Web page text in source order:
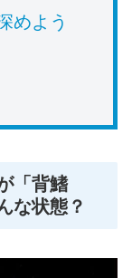
めよう
「背鰭
な状態？